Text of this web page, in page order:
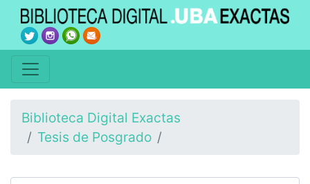
Biblioteca Digital Exactas
Tesis de Posgrado